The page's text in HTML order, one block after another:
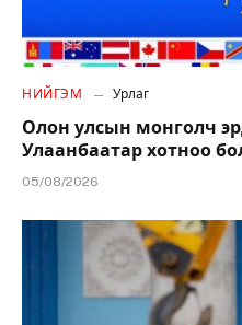
НИЙГЭМ Урлаг
Олон улсын монголч
Улаанбаатар хотноо
05/08/2026